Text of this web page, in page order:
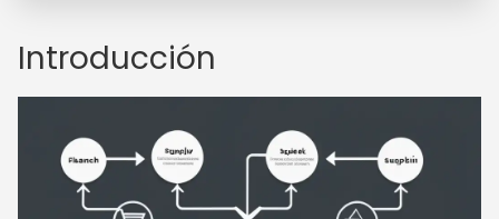
Introducción